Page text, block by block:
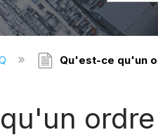
la hiérarchie
Qu'est-ce qu'un